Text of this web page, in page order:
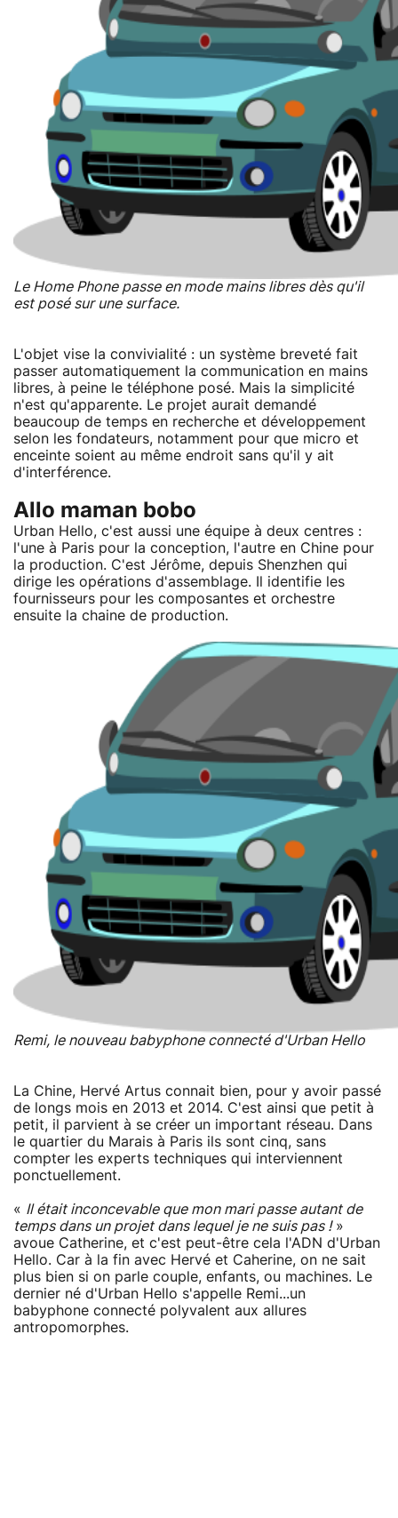
Le Home Phone passe en mode mains libres dès qu'il
est posé sur une surface.
L'objet vise la convivialité : un système breveté fait
passer automatiquement la communication en mains
libres, à peine le téléphone posé. Mais la simplicité
n'est qu'apparente. Le projet aurait demandé
beaucoup de temps en recherche et développement
selon les fondateurs, notamment pour que micro et
enceinte soient au même endroit sans qu'il y ait
d'interférence.
Allo maman bobo
Urban Hello, c'est aussi une équipe à deux centres :
l'une à Paris pour la conception, l'autre en Chine pour
la production. C'est Jérôme, depuis Shenzhen qui
dirige les opérations d'assemblage. Il identifie les
fournisseurs pour les composantes et orchestre
ensuite la chaine de production.
Remi, le nouveau babyphone connecté d'Urban Hello
La Chine, Hervé Artus connait bien, pour y avoir passé
de longs mois en 2013 et 2014. C'est ainsi que petit à
petit, il parvient à se créer un important réseau. Dans
le quartier du Marais à Paris ils sont cinq, sans
compter les experts techniques qui interviennent
ponctuellement.
« Il était inconcevable que mon mari passe autant de
temps dans un projet dans lequel je ne suis pas !»
avoue Catherine, et c'est peut-être cela l'ADN d'Urban
Hello. Car à la fin avec Hervé et Caherine, on ne sait
plus bien si on parle couple, enfants, ou machines. Le
dernier né d'Urban Hello s'appelle Remi...un
babyphone connecté polyvalent aux allures
antropomorphes.